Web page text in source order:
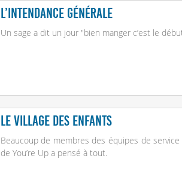
L’intendance générale
Un sage a dit un jour "bien manger c’est le
Le village des enfants
Beaucoup de membres des équipes de
de You’re Up a pensé à tout.